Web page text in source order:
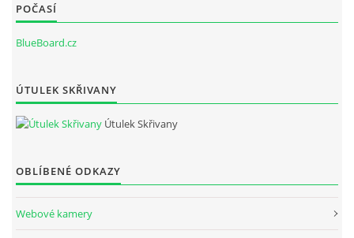
POČASÍ
BlueBoard.cz
ÚTULEK SKŘIVANY
Útulek Skřivany
OBLÍBENÉ ODKAZY
Webové kamery